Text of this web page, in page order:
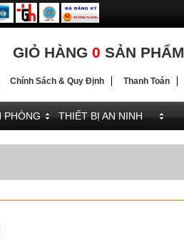
GIỎ HÀNG 0 SẢN PHẨM
Chính Sách & Quy Định Thanh Toán
PHÒNG THIẾT BỊ AN NINH